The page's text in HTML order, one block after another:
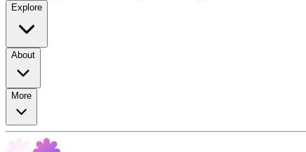
Explore
About
More